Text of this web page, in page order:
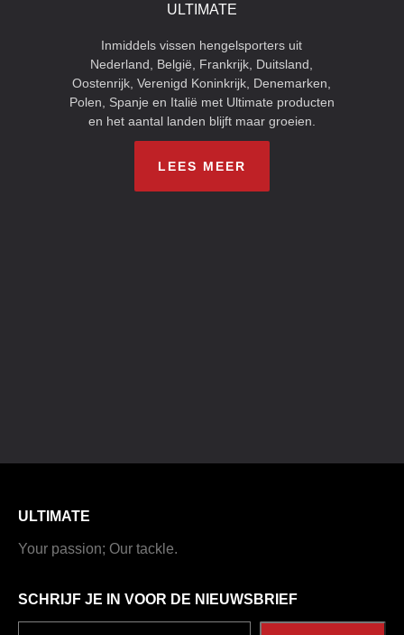
ULTIMATE
Inmiddels vissen hengelsporters uit
Nederland, België, Frankrijk, Duitsland,
Oostenrijk, Verenigd Koninkrijk, Denemarken,
Polen, Spanje en Italië met Ultimate producten
en het aantal landen blijft maar groeien.
LEES MEER
ULTIMATE
Your passion; Our tackle.
SCHRIJF JE IN VOOR DE NIEUWSBRIEF